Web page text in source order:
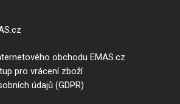
obchodu EMAS.cz
pro vrácení zboží
údajů (GDPR)